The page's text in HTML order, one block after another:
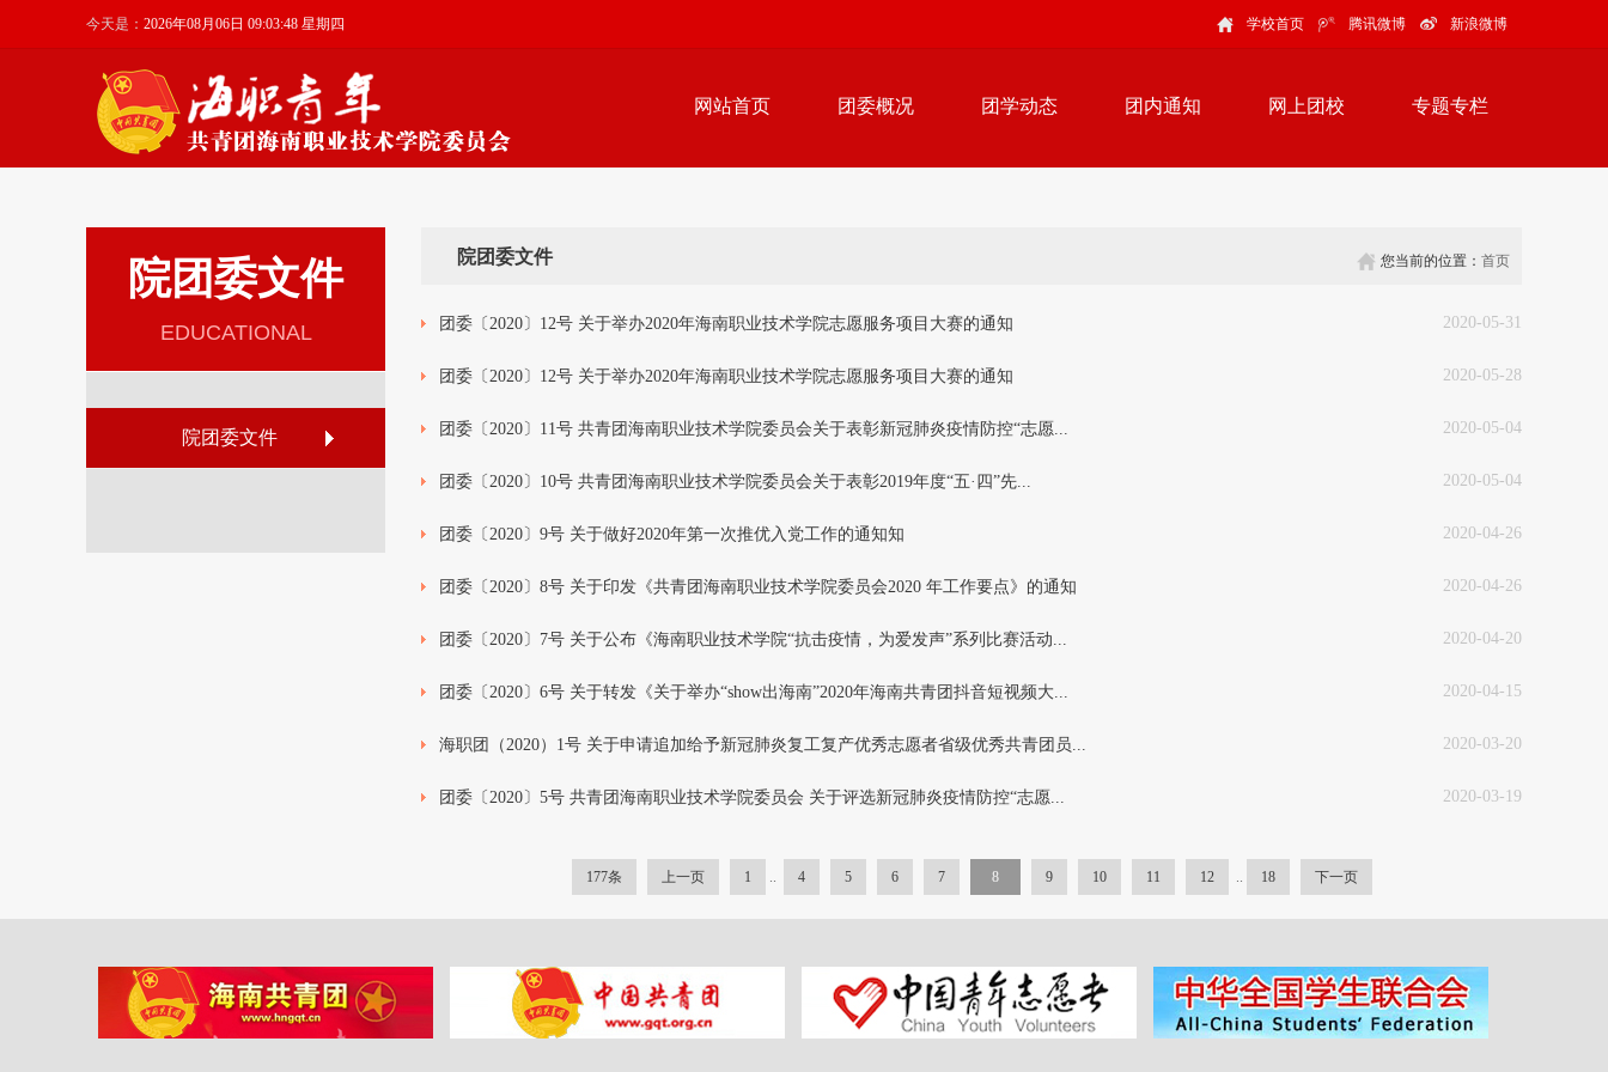
今天是： 2026年08月06日 09:03:48 星期四 学校首页 腾讯微博 新浪微博
网站首页 团委概况 团学动态 团内通知 网上团校 专题专栏
院团委文件
EDUCATIONAL
院团委文件
院团委文件 您当前的位置： 首页
团委〔2020〕12号 关于举办2020年海南职业技术学院志愿服务项目大赛的通知 2020-05-31
团委〔2020〕12号 关于举办2020年海南职业技术学院志愿服务项目大赛的通知 2020-05-28
团委〔2020〕11号 共青团海南职业技术学院委员会关于表彰新冠肺炎疫情防控“志愿... 2020-05-04
团委〔2020〕10号 共青团海南职业技术学院委员会关于表彰2019年度“五·四”先... 2020-05-04
团委〔2020〕9号 关于做好2020年第一次推优入党工作的通知知 2020-04-26
团委〔2020〕8号 关于印发《共青团海南职业技术学院委员会2020 年工作要点》的通知 2020-04-26
团委〔2020〕7号 关于公布《海南职业技术学院“抗击疫情，为爱发声”系列比赛活动... 2020-04-20
团委〔2020〕6号 关于转发《关于举办“show出海南”2020年海南共青团抖音短视频大... 2020-04-15
海职团（2020）1号 关于申请追加给予新冠肺炎复工复产优秀志愿者省级优秀共青团员... 2020-03-20
团委〔2020〕5号 共青团海南职业技术学院委员会 关于评选新冠肺炎疫情防控“志愿... 2020-03-19
177条 上一页 1 .. 4 5 6 7 8 9 10 11 12 .. 18 下一页